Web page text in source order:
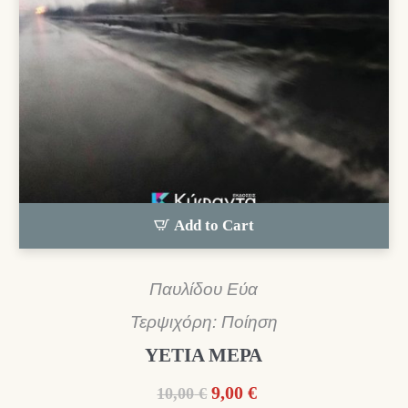
Add to Cart
Παυλίδου Εύα
Τερψιχόρη: Ποίηση
ΥΕΤΙΑ ΜΕΡΑ
10,00 € Original
9,00 €Η